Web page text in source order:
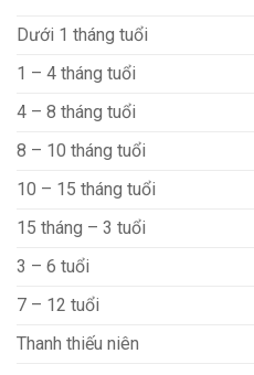
Dưới 1 tháng tuổi
1 – 4 tháng tuổi
4 – 8 tháng tuổi
8 – 10 tháng tuổi
10 – 15 tháng tuổi
15 tháng – 3 tuổi
3 – 6 tuổi
7 – 12 tuổi
Thanh thiếu niên